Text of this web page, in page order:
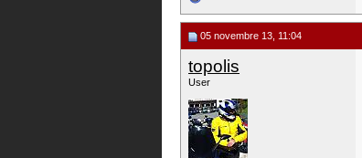
05 novembre 13, 11:04
topolis
User